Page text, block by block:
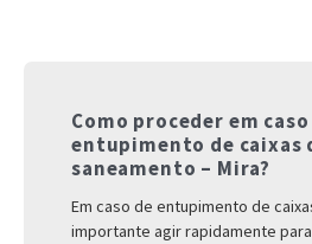
Como proceder em caso
entupimento de caixas
saneamento – Mira?
Em caso de entupimento de
importante agir rapidamente